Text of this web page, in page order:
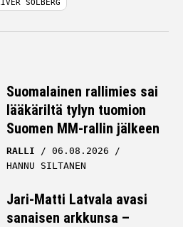
SOLBERG
Suomalainen rallimies sai
lääkäriltä tylyn tuomion
Suomen MM-rallin jälkeen
RALLI
06.08.2026
HANNU SILTANEN
Jari-Matti Latvala avasi
sanaisen arkkunsa –